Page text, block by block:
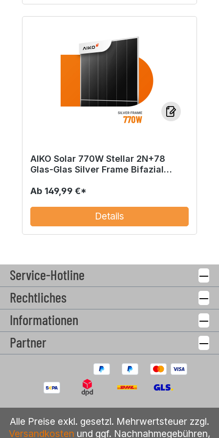
AIKO Solar 770W Stellar 2N+78
Glas-Glas Silver Frame Bifazial
Ab 149,99 €*
Details
Service-Hotline
Rechtliches
Informationen
Partner
Alle Preise exkl. gesetzl. Mehrwertsteuer zzgl.
Versandkosten und ggf. Nachnahmegebühren,